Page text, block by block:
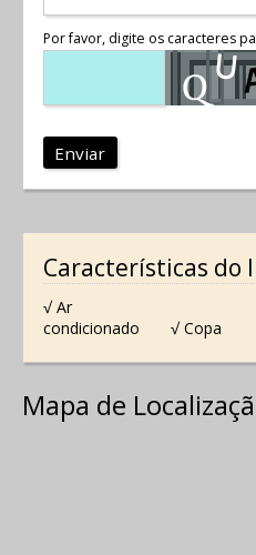
Por favor, digite os caracteres
Enviar
Características do
√ Ar
condicionado
√ Copa
Mapa de